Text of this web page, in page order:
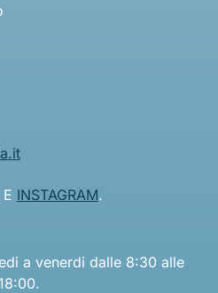
E INSTAGRAM.
a venerdi dalle 8:30 alle